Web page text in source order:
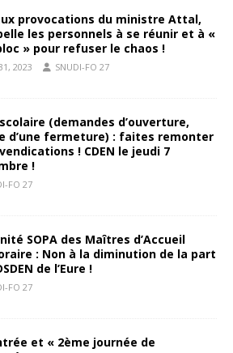
provocations du ministre Attal,
les personnels à se réunir et à «
» pour refuser le chaos !
2023 SNUDI-FO 27
(demandes d’ouverture,
d’une fermeture) : faites remonter
! CDEN le jeudi 7
!
FO 27
SOPA des Maîtres d’Accueil
: Non à la diminution de la part
de l’Eure !
FO 27
et « 2ème journée de